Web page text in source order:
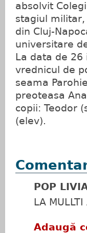
absolvit
stagiul militar,
din Cluj-
universitare
La data de
vrednicul de
seama
preoteasa
copii: Teodor
(elev).
POP
LA MULLTI
Adaugă